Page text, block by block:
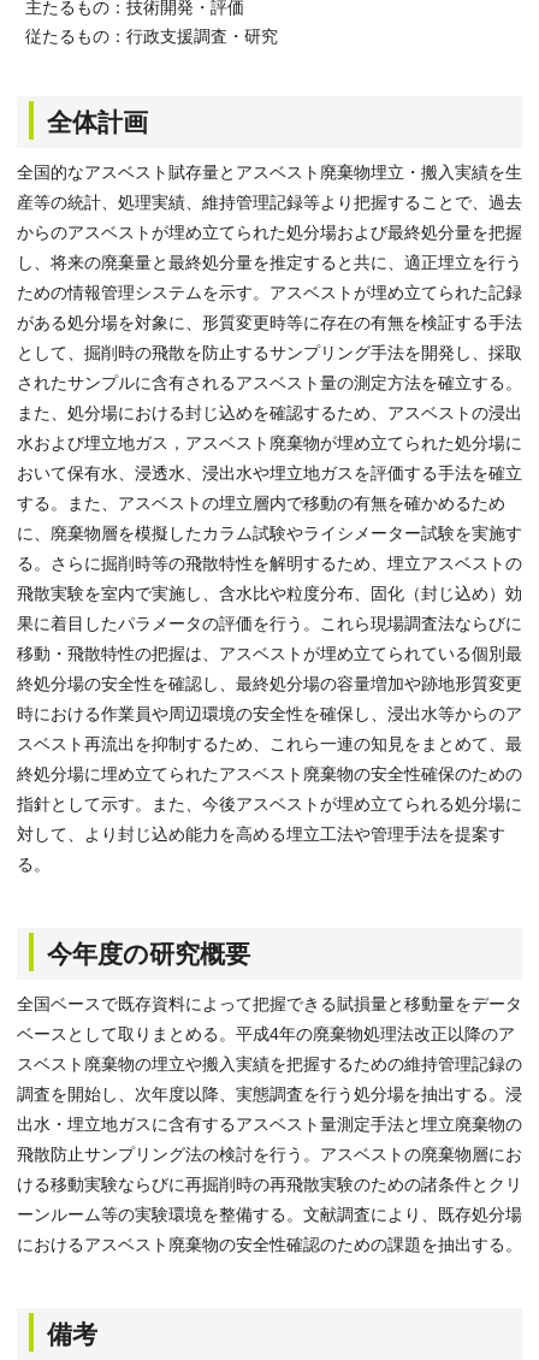
主たるもの：技術開発・評価
従たるもの：行政支援調査・研究
全体計画
全国的なアスベスト賦存量とアスベスト廃棄物埋立・搬入実績を生
産等の統計、処理実績、維持管理記録等より把握することで、過去
からのアスベストが埋め立てられた処分場および最終処分量を把握
し、将来の廃棄量と最終処分量を推定すると共に、適正埋立を行う
ための情報管理システムを示す。アスベストが埋め立てられた記録
がある処分場を対象に、形質変更時等に存在の有無を検証する手法
として、掘削時の飛散を防止するサンプリング手法を開発し、採取
されたサンプルに含有されるアスベスト量の測定方法を確立する。
また、処分場における封じ込めを確認するため、アスベストの浸出
水および埋立地ガス，アスベスト廃棄物が埋め立てられた処分場に
おいて保有水、浸透水、浸出水や埋立地ガスを評価する手法を確立
する。また、アスベストの埋立層内で移動の有無を確かめるため
に、廃棄物層を模擬したカラム試験やライシメーター試験を実施す
る。さらに掘削時等の飛散特性を解明するため、埋立アスベストの
飛散実験を室内で実施し、含水比や粒度分布、固化（封じ込め）効
果に着目したパラメータの評価を行う。これら現場調査法ならびに
移動・飛散特性の把握は、アスベストが埋め立てられている個別最
終処分場の安全性を確認し、最終処分場の容量増加や跡地形質変更
時における作業員や周辺環境の安全性を確保し、浸出水等からのア
スベスト再流出を抑制するため、これら一連の知見をまとめて、最
終処分場に埋め立てられたアスベスト廃棄物の安全性確保のための
指針として示す。また、今後アスベストが埋め立てられる処分場に
対して、より封じ込め能力を高める埋立工法や管理手法を提案す
る。
今年度の研究概要
全国ベースで既存資料によって把握できる賦損量と移動量をデータ
ベースとして取りまとめる。平成4年の廃棄物処理法改正以降のア
スベスト廃棄物の埋立や搬入実績を把握するための維持管理記録の
調査を開始し、次年度以降、実態調査を行う処分場を抽出する。浸
出水・埋立地ガスに含有するアスベスト量測定手法と埋立廃棄物の
飛散防止サンプリング法の検討を行う。アスベストの廃棄物層にお
ける移動実験ならびに再掘削時の再飛散実験のための諸条件とクリ
ーンルーム等の実験環境を整備する。文献調査により、既存処分場
におけるアスベスト廃棄物の安全性確認のための課題を抽出する。
備考